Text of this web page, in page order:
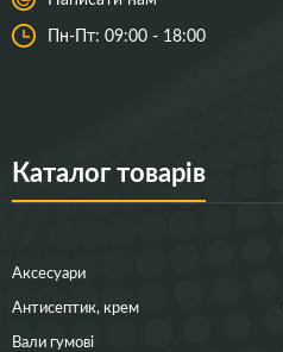
Пн-Пт: 09:00 - 18:00
Каталог товарів
Аксесуари
Антисептик, крем
Вали гумові